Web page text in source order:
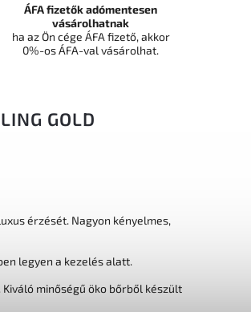
GOLD
érzését. Nagyon kényelmes,
legyen a kezelés alatt.
minőségű öko bőrből készült
ÁFA fizetők adómentesen
vásárolhatnak
ha az Ön cége ÁFA fizető, akkor
0%-os ÁFA-val vásárolhat.